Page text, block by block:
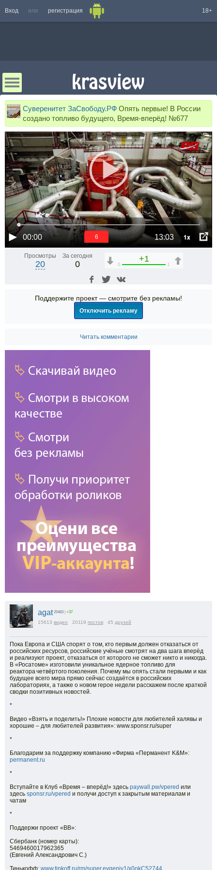
Вход или регистрация 18+
Суверенитет ЗаСвободу.РФ Опять первые! В России
создано топливо будущего, Время-вперёд! №677
00:00 13:03 1x
6
Просмотры
20
За сегодня
0
+1
0 1
Поддержите проект — смотрите без рекламы!
Отключить рекламу
Читать комментарии
agat 25483 +37
15613 видео 20119 постов 45 друзей
Пока Европа и США спорят о том, кто первым должен отказаться от
российских ресурсов, российские учёные смотрят на два шага вперёд
и реализуют проект, отказаться от которого не сможет никто и никогда.
В «Росатоме» изготовили уникальное ядерное топливо для
реактора четвёртого поколения. Почему мы опять стали первыми и как
будущее всего мира прямо сейчас создаётся в российских
лабораториях, а также о новом герое недели расскажем после краткой
сводки позитивных новостей.
*
Видео «Взять и поделить!» Плохие новости для любителей халявы и
хорошие – для любителей развития»: www.sponsr.ru/super
*
Благодарим за поддержку компанию «Фирма «Перманент K&M»:
permanent.ru
*
Вступайте в Клуб «Время – вперёд!» здесь paywall.pw/vpered или
здесь sponsr.ru/vpered и получи доступ к закрытым материалам и
чатам
*
Поддержи проект «ВВ»:
Сбербанк (номер карты):
5469460017962365
(Евгений Александрович С.)